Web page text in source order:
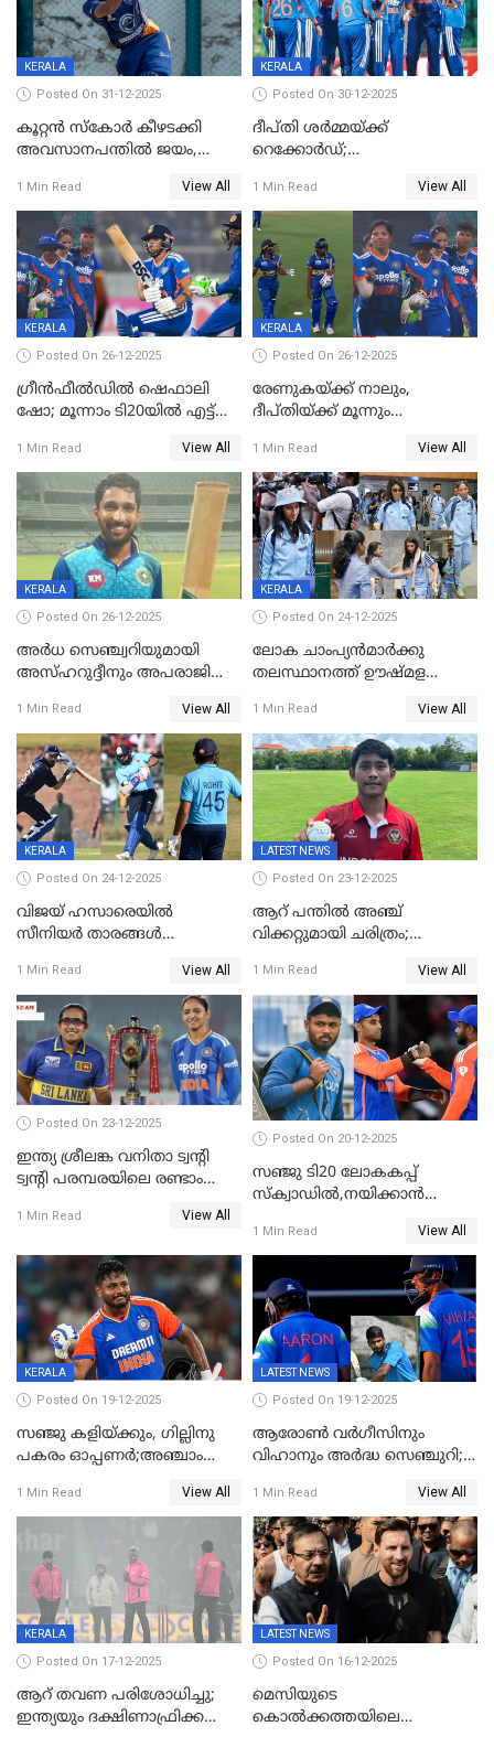
KERALA
Posted On 31-12-2025
കൂറ്റൻ സ്കോർ കീഴടക്കി
അവസാനപന്തിൽ ജയം,
1 Min Read View All
KERALA
Posted On 30-12-2025
ദീപ്തി ശർമ്മയ്ക്ക്
റെക്കോർഡ്;
ടി20 പരമ്പര തൂത്തുവാരി
ഇന്ത്യ
1 Min Read View All
KERALA
Posted On 26-12-2025
ഗ്രീന്‍ഫീല്‍ഡില്‍ ഷെഫാലി
ഷോ; മൂന്നാം ടി20യിൽ എട്ട്
വനിതകള്‍ക്കെതിരായ ടി20
പരമ്പര ഇന്ത്യക്ക്
1 Min Read View All
KERALA
Posted On 26-12-2025
രേണുകയ്ക്ക് നാലും,
ദീപ്തിയ്ക്ക് മൂന്നും
ടി20യിലും ശ്രീലങ്കയ്ക്ക്
ബാറ്റിംഗ് തകര്‍ച്ച; ഇന്ത്യയ്ക്ക്
വിജയലക്ഷ്യം 113 റൺസ്
1 Min Read View All
KERALA
Posted On 26-12-2025
അർധ സെഞ്ച്വറിയുമായി
അസ്ഹറുദ്ദീനും അപരാജിതും
റൺസ് വിജയലക്ഷ്യമുയർത്തി
കേരളം
1 Min Read View All
KERALA
Posted On 24-12-2025
ലോക ചാംപ്യൻമാർക്കു
തലസ്ഥാനത്ത് ഊഷ്മള
മത്സരം ജയിച്ചാൽ ഇന്ത്യയ്ക്കു
പരമ്പര
1 Min Read View All
KERALA
Posted On 24-12-2025
വിജയ് ഹസാരെയിൽ
സീനിയർ താരങ്ങൾ
സച്ചിന്‍റെ റെക്കോഡ് മറികടന്ന്
കോഹ്‌ലി, രോഹിത്
വാർണർക്കൊപ്പം
1 Min Read View All
LATEST NEWS
Posted On 23-12-2025
ആറ് പന്തിൽ അഞ്ച്
വിക്കറ്റുമായി ചരിത്രം;
റെക്കോഡുമായി
ഇന്തോനേഷ്യൻ താരം
1 Min Read View All
Posted On 23-12-2025
ഇന്ത്യ ശ്രീലങ്ക വനിതാ ട്വന്റി
ട്വന്റി പരമ്പരയിലെ രണ്ടാം
1 Min Read View All
Posted On 20-12-2025
സഞ്ജു ടി20 ലോകകപ്പ്
സ്‌ക്വാഡിൽ,നയിക്കാൻ
പ്രഖ്യാപിച്ച് ബി.സി.സി.ഐ
1 Min Read View All
KERALA
Posted On 19-12-2025
സഞ്ജു കളിയ്ക്കും, ഗില്ലിനു
പകരം ഓപ്പണർ;അഞ്ചാം
മാറ്റം
1 Min Read View All
LATEST NEWS
Posted On 19-12-2025
ആരോൺ വർഗീസിനും
വിഹാനും അർദ്ധ സെഞ്ചുറി;
ഇന്ത്യ ഫൈനലിൽ
1 Min Read View All
KERALA
Posted On 17-12-2025
ആറ് തവണ പരിശോധിച്ചു;
ഇന്ത്യയും ദക്ഷിണാഫ്രിക്കയും
LATEST NEWS
Posted On 16-12-2025
മെസിയുടെ
കൊൽക്കത്തയിലെ